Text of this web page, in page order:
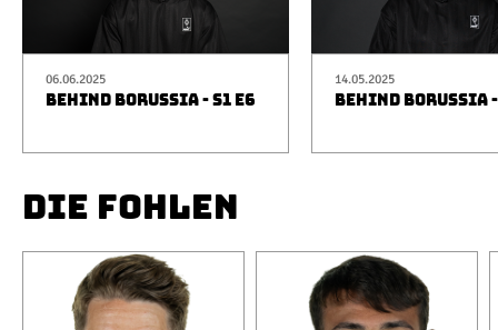
06.06.2025
BEHIND BORUSSIA - S1 E6
14.05.2025
BEHIND BORUSSIA
DIE FOHLEN